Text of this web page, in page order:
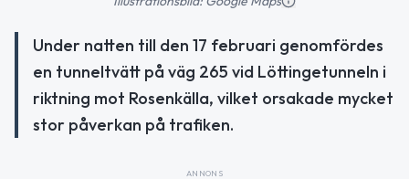
Under natten till den 17 februari genomfördes
en tunneltvätt på väg 265 vid Löttingetunneln i
riktning mot Rosenkälla, vilket orsakade mycket
stor påverkan på trafiken.
ANNONS